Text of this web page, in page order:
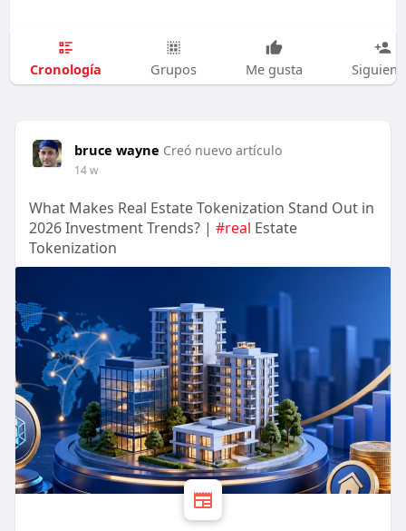
Cronología Grupos Me gusta
bruce wayne Creó nuevo artículo
14 w
What Makes Real Estate Tokenization Stand Out in
2026 Investment Trends? | #real Estate
Tokenization